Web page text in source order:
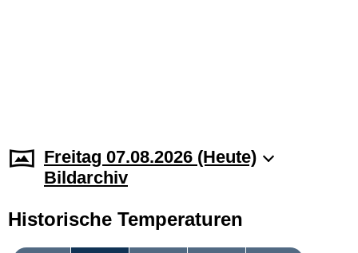
Freitag 07.08.2026 (Heute)
Bildarchiv
Historische Temperaturen